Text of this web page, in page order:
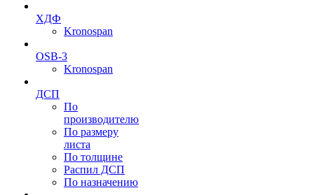
ХДФ
Kronospan
OSB-3
Kronospan
ДСП
По
производителю
По размеру
листа
По толщине
Распил ДСП
По назначению